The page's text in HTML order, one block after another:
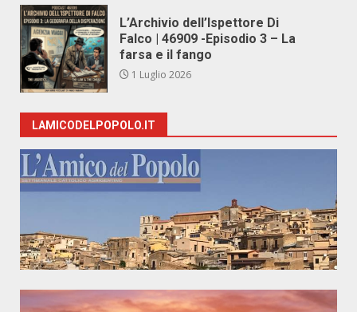
L’Archivio dell’Ispettore Di
Falco | 46909 -Episodio 3 – La
farsa e il fango
1 Luglio 2026
LAMICODELPOPOLO.IT